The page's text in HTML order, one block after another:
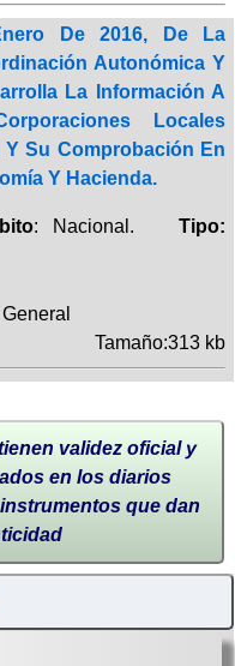
De 2016, De La
Autonómica Y
La Información A
Locales
Su Comprobación En
Y Hacienda.
: Nacional.Tipo:
General
Tamaño:313 kb
validez oficial y
en los diarios
que dan